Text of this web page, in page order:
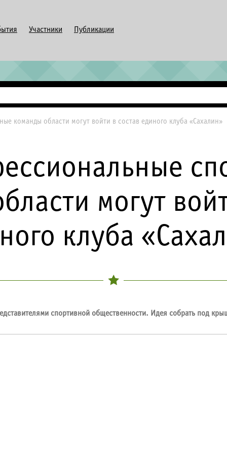
Участники Публикации
команды области могут войти в состав единого клуба «Сахалин»
могут
клуба
спортивной общественности. Идея собрать под